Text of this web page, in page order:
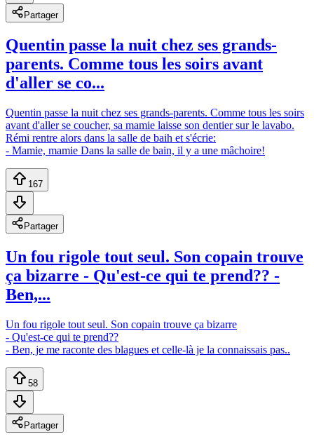
Partager
Quentin passe la nuit chez ses grands-
parents. Comme tous les soirs avant
d'aller se co...
Quentin passe la nuit chez ses grands-parents. Comme tous les soirs
avant d'aller se coucher, sa mamie laisse son dentier sur le lavabo.
Rémi rentre alors dans la salle de baih et s'écrie:
- Mamie, mamie Dans la salle de bain, il y a une mâchoire!
167
Partager
Un fou rigole tout seul. Son copain trouve
ça bizarre - Qu'est-ce qui te prend?? -
Ben,...
Un fou rigole tout seul. Son copain trouve ça bizarre
- Qu'est-ce qui te prend??
- Ben, je me raconte des blagues et celle-là je la connaissais pas..
58
Partager